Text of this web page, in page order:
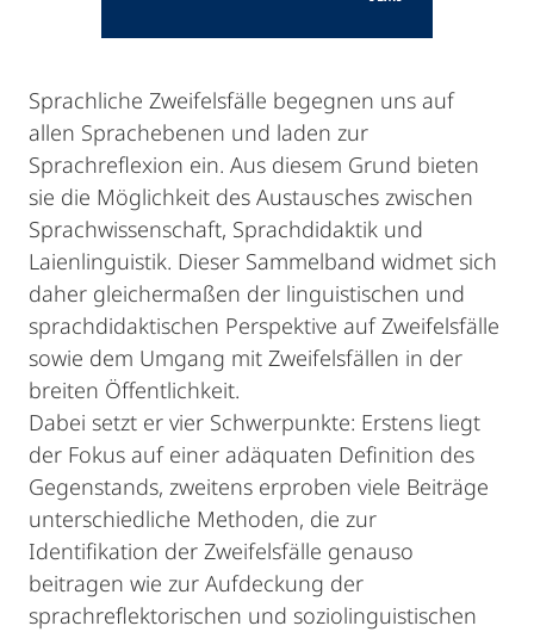
Sprachliche Zweifelsfälle begegnen uns auf
allen Sprachebenen und laden zur
Sprachreflexion ein. Aus diesem Grund bieten
sie die Möglichkeit des Austausches zwischen
Sprachwissenschaft, Sprachdidaktik und
Laienlinguistik. Dieser Sammelband widmet sich
daher gleichermaßen der linguistischen und
sprachdidaktischen Perspektive auf Zweifelsfälle
sowie dem Umgang mit Zweifelsfällen in der
breiten Öffentlichkeit.
Dabei setzt er vier Schwerpunkte: Erstens liegt
der Fokus auf einer adäquaten Definition des
Gegenstands, zweitens erproben viele Beiträge
unterschiedliche Methoden, die zur
Identifikation der Zweifelsfälle genauso
beitragen wie zur Aufdeckung der
sprachreflektorischen und soziolinguistischen